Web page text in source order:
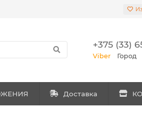
+375 (33)
Viber Город
Доставка